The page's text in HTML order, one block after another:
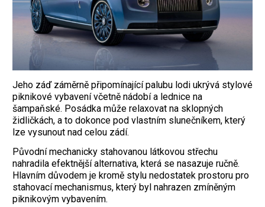
Jeho záď záměrně připomínající palubu lodi ukrývá stylové
piknikové vybavení včetně nádobí a lednice na
šampaňské. Posádka může relaxovat na sklopných
židličkách, a to dokonce pod vlastním slunečníkem, který
lze vysunout nad celou zádí.
Původní mechanicky stahovanou látkovou střechu
nahradila efektnější alternativa, která se nasazuje ručně.
Hlavním důvodem je kromě stylu nedostatek prostoru pro
stahovací mechanismus, který byl nahrazen zmíněným
piknikovým vybavením.